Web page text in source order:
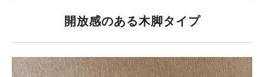
開放感のある木脚タイプ